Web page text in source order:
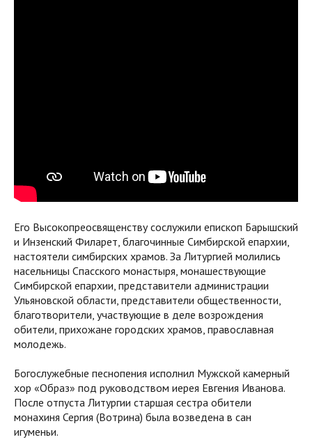
Его Высокопреосвященству сослужили епископ Барышский
и Инзенский Филарет, благочинные Симбирской епархии,
настоятели симбирских храмов. За Литургией молились
насельницы Спасского монастыря, монашествующие
Симбирской епархии, представители администрации
Ульяновской области, представители общественности,
благотворители, участвующие в деле возрождения
обители, прихожане городских храмов, православная
молодежь.
Богослужебные песнопения исполнил Мужской камерный
хор «Образ» под руководством иерея Евгения Иванова.
После отпуста Литургии старшая сестра обители
монахиня Сергия (Вотрина) была возведена в сан
игуменьи.